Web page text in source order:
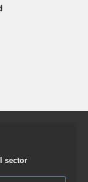
sector